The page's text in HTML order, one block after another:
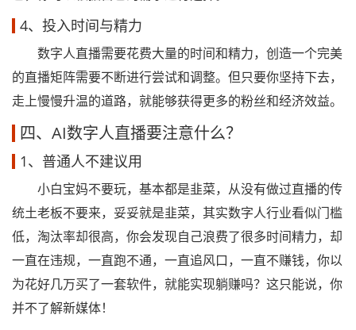
4、投入时间与精力
数字人直播需要花费大量的时间和精力，创造一个完美
的直播矩阵需要不断进行尝试和调整。但只要你坚持下去，
走上慢慢升温的道路，就能够获得更多的粉丝和经济效益。
四、AI数字人直播要注意什么？
1、普通人不建议用
小白宝妈不要玩，基本都是韭菜，从没有做过直播的传
统土老板不要来，妥妥就是韭菜，其实数字人行业看似门槛
低，淘汰率却很高，你会发现自己浪费了很多时间精力，却
一直在违规，一直跑不通，一直追风口，一直不赚钱，你以
为花好几万买了一套软件，就能实现躺赚吗？这只能说，你
并不了解新媒体！